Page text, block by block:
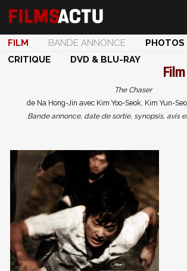
FILM BANDE ANNONCE PHOTOS
CRITIQUE
DVD & BLU-RAY
Film
The Chaser
de Na Hong-Jin avec Kim Yoo-Seok, Kim Yun-
Bande annonce, date de sortie, synopsis, avis